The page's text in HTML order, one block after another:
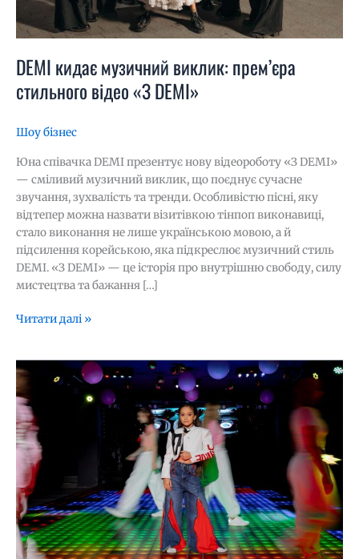
DEMI кидає музичний виклик: прем’єра
стильного відео «З DEMI»
Шоу бізнес
Юна співачка DEMI презентує нову відеороботу «З DEMI»
— сміливий музичний виклик, що поєднує сучасне
звучання, зухвалість та тренди. Особливістю пісні, яку
відтепер можна назвати візитівкою тінпоп виконавиці,
стало виконання не лише українською мовою, а й
підсилення корейською, яка підкреслює музичний стиль
DEMI. «З DEMI» — це історія про внутрішню свободу, силу
мистецтва та бажання […]
Читати далі »
DEMI
представила
масштабний
кліп
«Bad
Boy»
—
поєднання
шкільної
історії,
K-